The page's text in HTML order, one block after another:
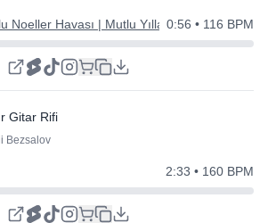
Noeller Havası | Mutlu Yıllar0:56 • 116 BPM
Gitar Rifi
Bezsalov
2:33 • 160 BPM